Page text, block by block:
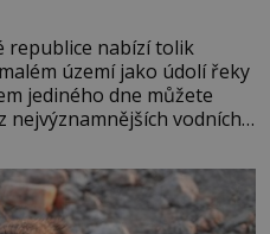
republice nabízí tolik
území jako údolí řeky
jediného dne můžete
vodních
poznáváním památek ve